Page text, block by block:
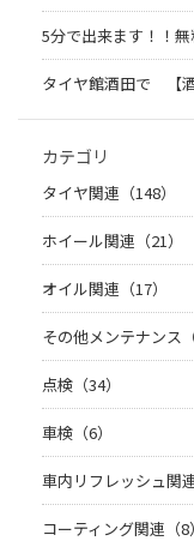
5分で出来ます！！
タイヤ館酒田で 【
カテゴリ
タイヤ関連（148）
ホイール関連（21）
オイル関連（17）
その他メンテナンス（
点検（34）
車検（6）
車内リフレッシュ関連
コーティング関連（8）